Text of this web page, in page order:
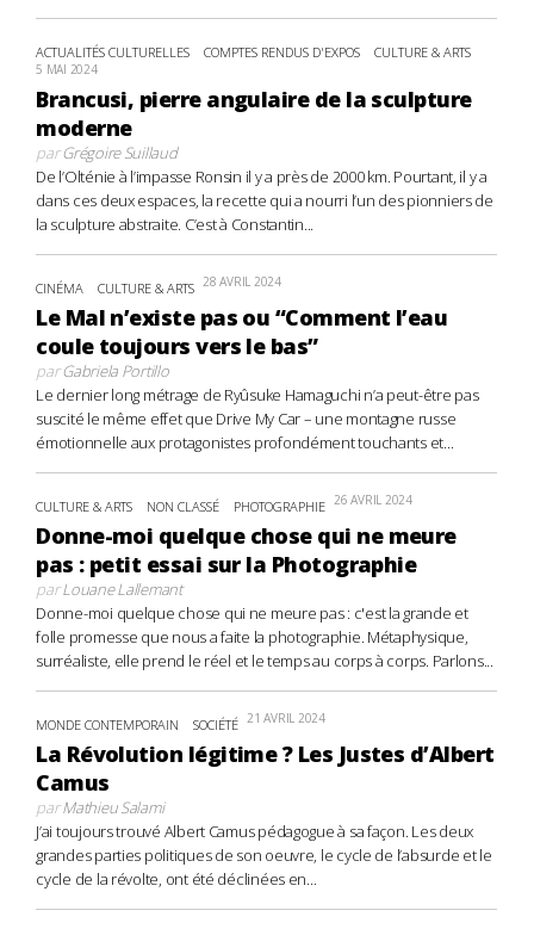
ACTUALITÉS CULTURELLES COMPTES RENDUS D'EXPOS CULTURE & ARTS
5 MAI 2024
Brancusi, pierre angulaire de la sculpture
moderne
parGrégoire Suillaud
De l’Olténie à l’impasse Ronsin il y a près de 2000 km. Pourtant, il y a
dans ces deux espaces, la recette qui a nourri l’un des pionniers de
la sculpture abstraite. C’est à Constantin...
CINÉMA CULTURE & ARTS 28 AVRIL 2024
Le Mal n’existe pas ou “Comment l’eau
coule toujours vers le bas”
parGabriela Portillo
Le dernier long métrage de Ryûsuke Hamaguchi n’a peut-être pas
suscité le même effet que Drive My Car – une montagne russe
émotionnelle aux protagonistes profondément touchants et...
CULTURE & ARTS NON CLASSÉ PHOTOGRAPHIE 26 AVRIL 2024
Donne-moi quelque chose qui ne meure
pas : petit essai sur la Photographie
parLouane Lallemant
Donne-moi quelque chose qui ne meure pas : c'est la grande et
folle promesse que nous a faite la photographie. Métaphysique,
surréaliste, elle prend le réel et le temps au corps à corps. Parlons...
MONDE CONTEMPORAIN SOCIÉTÉ 21 AVRIL 2024
La Révolution légitime ? Les Justes d’Albert
Camus
parMathieu Salami
J’ai toujours trouvé Albert Camus pédagogue à sa façon. Les deux
grandes parties politiques de son oeuvre, le cycle de l’absurde et le
cycle de la révolte, ont été déclinées en...